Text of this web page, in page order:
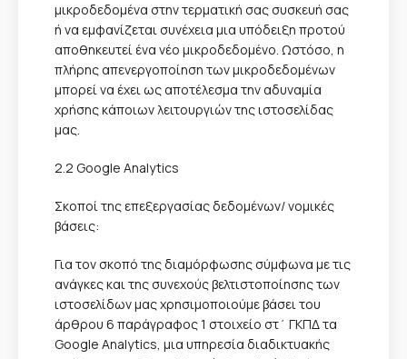
μικροδεδομένα στην τερματική σας συσκευή σας
ή να εμφανίζεται συνέχεια μια υπόδειξη προτού
αποθηκευτεί ένα νέο μικροδεδομένο. Ωστόσο, η
πλήρης απενεργοποίηση των μικροδεδομένων
μπορεί να έχει ως αποτέλεσμα την αδυναμία
χρήσης κάποιων λειτουργιών της ιστοσελίδας
μας.
2.2 Google Analytics
Σκοποί της επεξεργασίας δεδομένων/ νομικές
βάσεις:
Για τον σκοπό της διαμόρφωσης σύμφωνα με τις
ανάγκες και της συνεχούς βελτιστοποίησης των
ιστοσελίδων μας χρησιμοποιούμε βάσει του
άρθρου 6 παράγραφος 1 στοιχείο στ΄ ΓΚΠΔ τα
Google Analytics, μια υπηρεσία διαδικτυακής